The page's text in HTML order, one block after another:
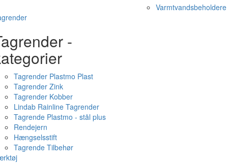
Varmtvandsbeholdere
-
Tagrender Plastmo Plast
Tagrender Zink
Tagrender Kobber
Lindab Rainline Tagrender
Tagrende Plastmo - stål plus
Rendejern
Hængselsstift
Tagrende Tilbehør